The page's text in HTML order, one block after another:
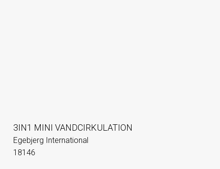
3IN1 MINI VANDCIRKULATION
Egebjerg International
18146